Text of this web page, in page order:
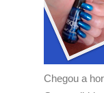
Chegou a